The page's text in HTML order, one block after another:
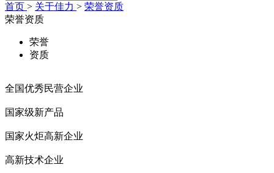
首页 > 关于佳力 > 荣誉资质
荣誉资质
荣誉
资质
全国优秀民营企业
国家级新产品
国家火炬高新企业
高新技术企业